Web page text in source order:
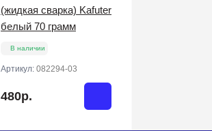
(жидкая сварка) Kafuter
белый 70 грамм
В наличии
Артикул: 082294-03
480р.